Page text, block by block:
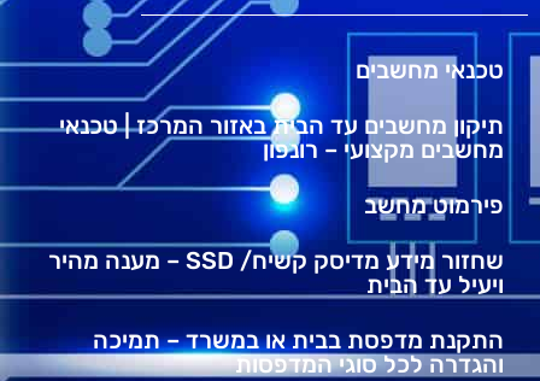
טכנאי מחשבים
תיקון מחשבים עד הבית באזור המרכז | טכנאי
מחשבים מקצועי – רונפון
פירמוט מחשב
שחזור מידע מדיסק קשיח/ SSD – מענה מהיר
ויעיל עד הבית
התקנת מדפסת בבית או במשרד – תמיכה
והגדרה לכל סוגי המדפסות